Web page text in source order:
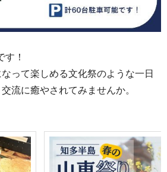
！
って楽しめる文化祭のような一日
流に癒やされてみませんか。